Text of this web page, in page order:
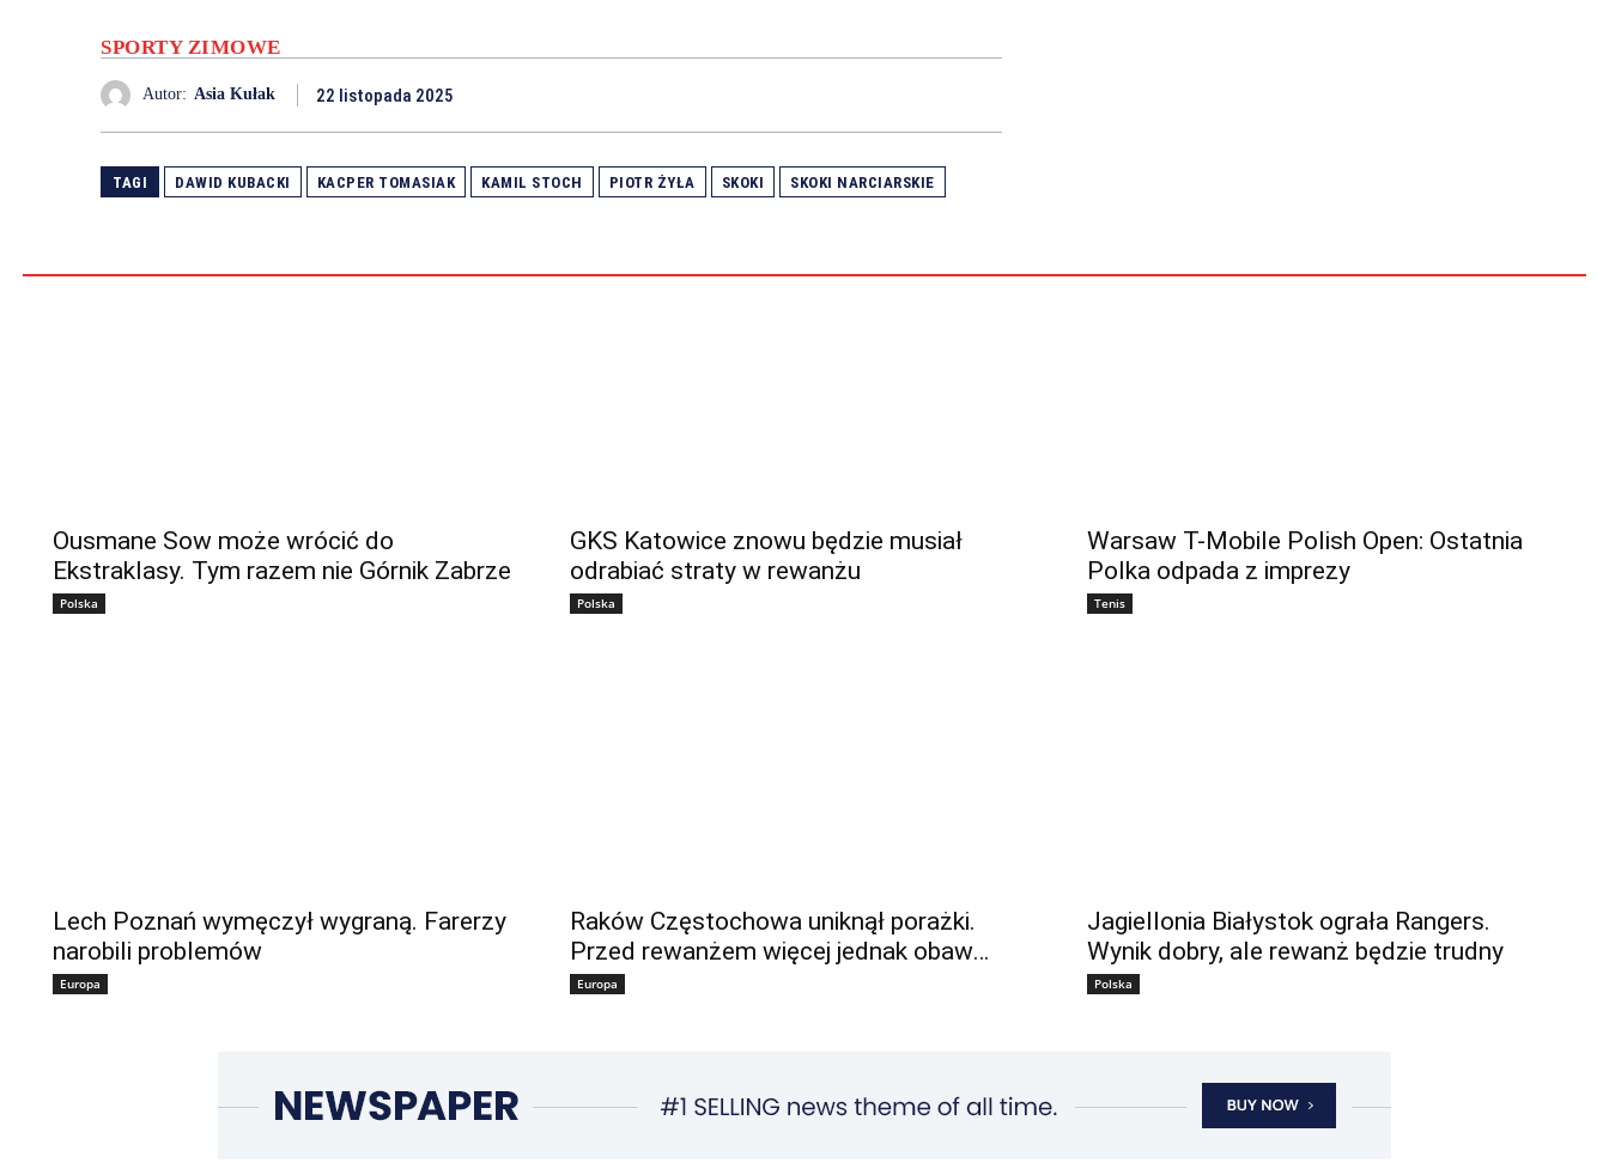
SPORTY ZIMOWE
Autor: Asia Kułak 22 listopada 2025
TAGI DAWID KUBACKI KACPER TOMASIAK KAMIL STOCH PIOTR ŻYŁA SKOKI SKOKI NARCIARSKIE
Ousmane Sow może wrócić do
Ekstraklasy. Tym razem nie Górnik Zabrze
Polska
GKS Katowice znowu będzie musiał
odrabiać straty w rewanżu
Polska
Warsaw T-Mobile Polish Open: Ostatnia
Polka odpada z imprezy
Tenis
Lech Poznań wymęczył wygraną. Farerzy
narobili problemów
Europa
Raków Częstochowa uniknął porażki.
Przed rewanżem więcej jednak obaw…
Europa
Jagiellonia Białystok ograła Rangers.
Wynik dobry, ale rewanż będzie trudny
Polska